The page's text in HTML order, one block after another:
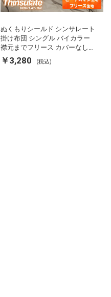
ぬくもりシールド シンサレート
掛け布団 シングル バイカラー
襟元までフリース カバーなしで
使える 軽い 丸洗い 断熱 保温 抗
菌防臭 洗える 防ダニ 軽量 ホコ
￥3,280 (税込)